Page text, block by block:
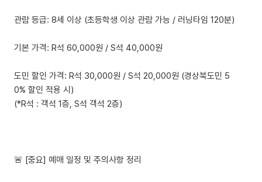
관람 등급: 8세 이상 (초등학생 이상 관람 가능 / 러닝타임 120분)
기본 가격: R석 60,000원 / S석 40,000원
도민 할인 가격: R석 30,000원 / S석 20,000원 (경상북도민 5
0% 할인 적용 시)
(*R석 : 객석 1층, S석 객석 2층)
🚨 [중요] 예매 일정 및 주의사항 정리